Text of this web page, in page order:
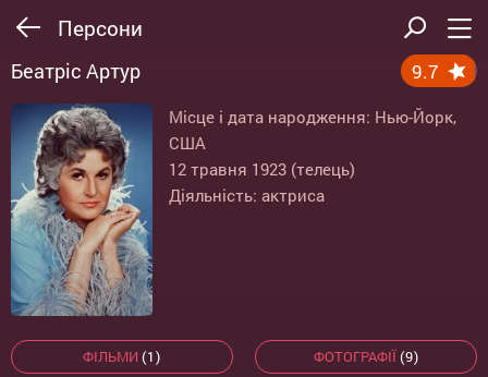
Персони
Беатріс Артур 9.7
Місце і дата народження: Нью-Йорк,
США
12 травня 1923 (телець)
Діяльність: актриса
ФІЛЬМИ (1) ФОТОГРАФІЇ(9)